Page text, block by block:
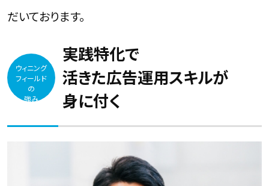
だいております。
ウィニング
フィールド
の
強み
実践特化で
活きた広告運用スキルが
身に付く